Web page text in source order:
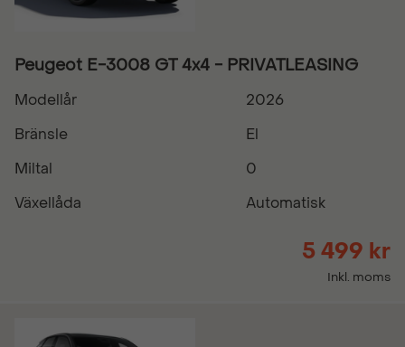
Peugeot E-3008 GT 4x4 - PRIVATLEASING
Modellår
2026
Bränsle
El
Miltal
0
Växellåda
Automatisk
5 499 kr
Inkl. moms